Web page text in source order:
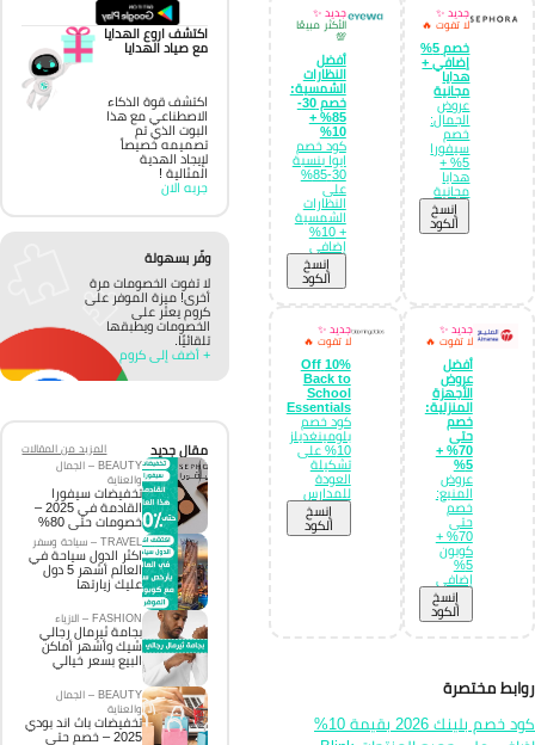
جديد ✨
لا تفوت 🔥
خصم 5%
إضافي +
هدايا
مجانية
عروض
الجمال:
خصم
سيفورا
5% +
هدايا
مجانية
إِنسخ
الكود
جديد ✨
الأكثر مبيعًا
💯
أفضل
النظارات
الشمسية:
خصم 30-
85% +
10%
كود خصم
ايوا بنسبة
30-85%
على
النظارات
الشمسية
+ 10%
إضافي
إِنسخ
الكود
جديد ✨
لا تفوت 🔥
أفضل
عروض
الأجهزة
المنزلية:
خصم
حتى
70% +
عروض
المنيع:
خصم
حتى
70% +
كوبون
5%
إضافي
إِنسخ
الكود
جديد ✨
لا تفوت 🔥
10% Off
Back to
School
Essentials
كود خصم
بلومينغديلز
10% على
تشكيلة
العودة
للمدارس
إِنسخ
الكود
مختصرة
كود خصم بلينك 2026 بقيمة 10%
اكتشف اروع الهدايا
مع صياد الهدايا
اكتشف قوة الذكاء
الاصطناعي مع هذا
البوت الذي تم
تصميمه خصيصاً
لإيجاد الهدية
المثالية !
جربه الان
وفّر بسهولة
لا تفوت الخصومات مرة
أخرى! ميزة الموفر على
كروم يعثر على
الخصومات ويطبقها
تلقائيًا.
+ أضف إلى كروم
مقال جديد
المزيد من المقالات
BEAUTY – الجمال
والعناية
تخفيضات سيفورا
القادمة في 2025 –
خصومات حتى 80%
TRAVEL – سياحة وسفر
اكثر الدول سياحة في
العالم أشهر 5 دول
عليك زيارتها
FASHION – الازياء
بجامة ثيرمال رجالي
شيك وأشهر أماكن
البيع بسعر خيالي
BEAUTY – الجمال
والعناية
تخفيضات باث اند بودي
2025 – خصم حتى